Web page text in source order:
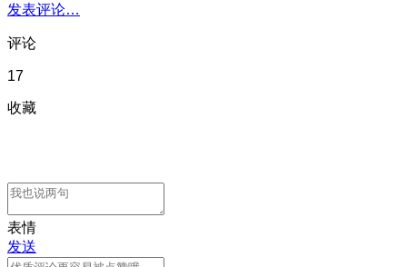
发表评论…
评论
17
收藏
表情
发送